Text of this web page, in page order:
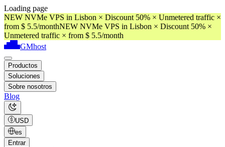
Loading page
NEW NVMe VPS in Lisbon × Discount 50% × Unmetered traffic ×
from $ 5.5/monthNEW NVMe VPS in Lisbon × Discount 50% ×
Unmetered traffic × from $ 5.5/month
GMhost
Productos
Soluciones
Sobre nosotros
Blog
USD
es
Entrar